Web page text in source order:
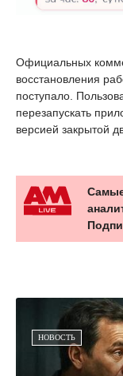
Официальных
восстановления
поступало.
перезапускать
версией закрытой
НОВОСТЬ